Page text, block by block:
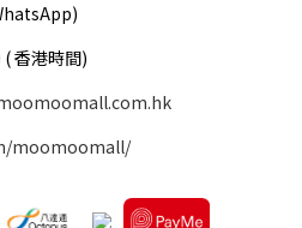
香港時間)
moomoomall/